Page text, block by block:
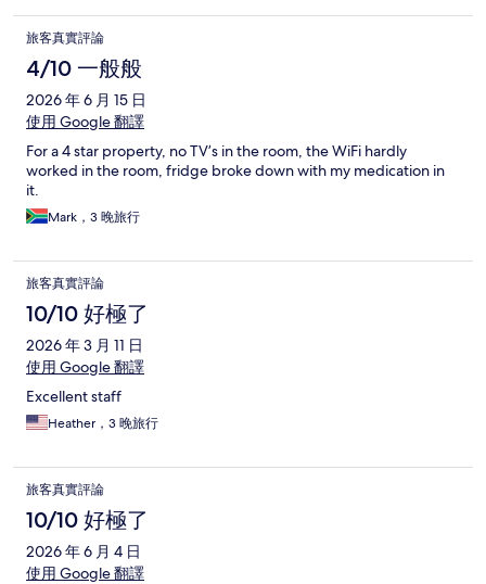
旅客真實評論
4/10 一般般
2026 年 6 月 15 日
使用 Google 翻譯
For a 4 star property, no TV’s in the room, the WiFi hardly
worked in the room, fridge broke down with my medication in
it.
Mark，3 晚旅行
旅客真實評論
10/10 好極了
2026 年 3 月 11 日
使用 Google 翻譯
Excellent staff
Heather，3 晚旅行
旅客真實評論
10/10 好極了
2026 年 6 月 4 日
使用 Google 翻譯